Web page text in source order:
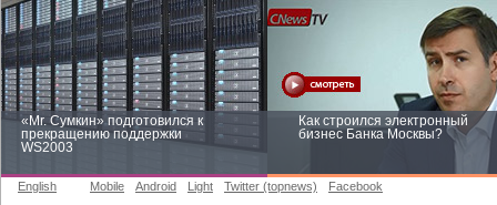
«Mr. Сумкин» подготовился к
прекращению поддержки
WS2003
Как строился электронный
бизнес Банка Москвы?
English Mobile Android Light Twitter (topnews) Facebook